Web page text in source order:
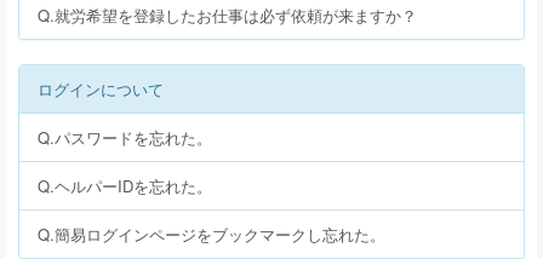
Q.就労希望を登録したお仕事は必ず依頼が来ますか？
ログインについて
Q.パスワードを忘れた。
Q.ヘルパーIDを忘れた。
Q.簡易ログインページをブックマークし忘れた。